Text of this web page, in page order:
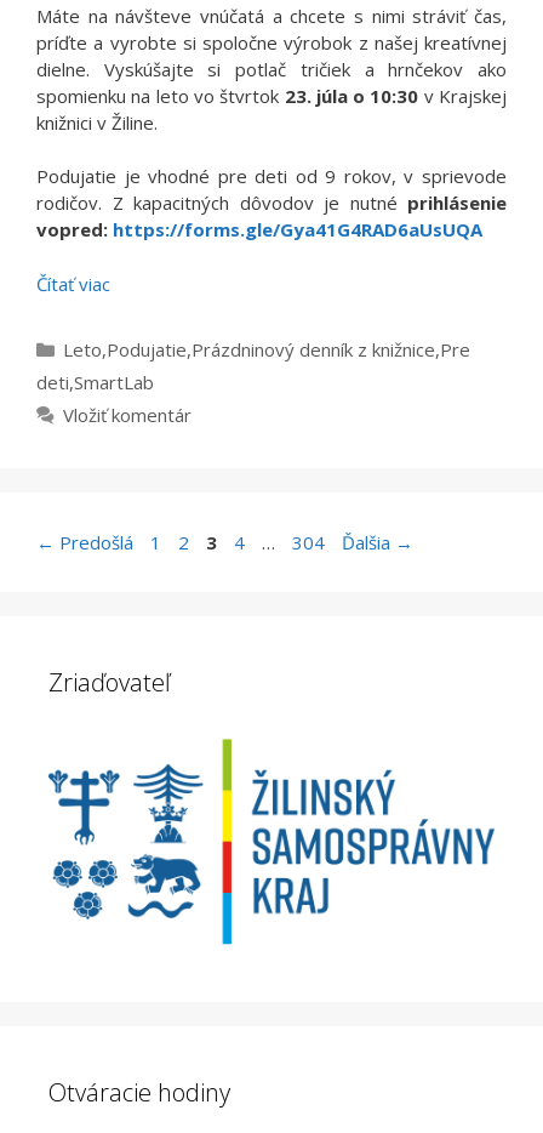
Máte na návšteve vnúčatá a chcete s nimi stráviť čas,
príďte a vyrobte si spoločne výrobok z našej kreatívnej
dielne. Vyskúšajte si potlač tričiek a hrnčekov ako
spomienku na leto vo štvrtok 23. júla o 10:30 v Krajskej
knižnici v Žiline.
Podujatie je vhodné pre deti od 9 rokov, v sprievode
rodičov. Z kapacitných dôvodov je nutné prihlásenie
vopred: https://forms.gle/Gya41G4RAD6aUsUQA
Čítať viac
Kategórie
Leto,Podujatie,Prázdninový denník z knižnice,Pre
deti,SmartLab
Vložiť komentár
← Predošlá Stránka
1 Stránka
2 Stránka
3 Stránka
4 … Stránka
304 Ďalšia →
Zriaďovateľ
Otváracie hodiny